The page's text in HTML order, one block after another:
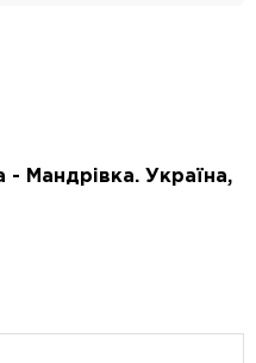
- Мандрівка. Україна,